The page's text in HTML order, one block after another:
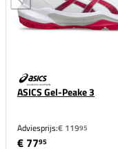
ASICS Gel-Peake 3
Adviesprijs:€ 11995
€ 7795